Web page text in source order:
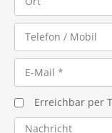
Erreichbar per